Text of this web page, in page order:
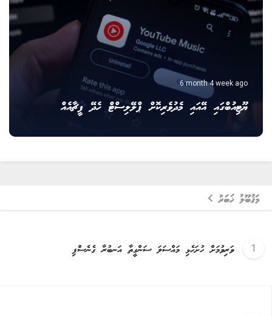
6 month 4 week ago
ޔޫޓިއުބްގައި އޭއައި މެދުވެރިކޮށް ޕްލޭލިސްޓް ހެދޭ ފީޗާއެއް
މަޤުބޫލު ޚަބަރު
ވަރިވުމަށް ހުށަހެޅި މައްސަލަ ސަންގީތާ އަނބުރާ ގެނެސްފި